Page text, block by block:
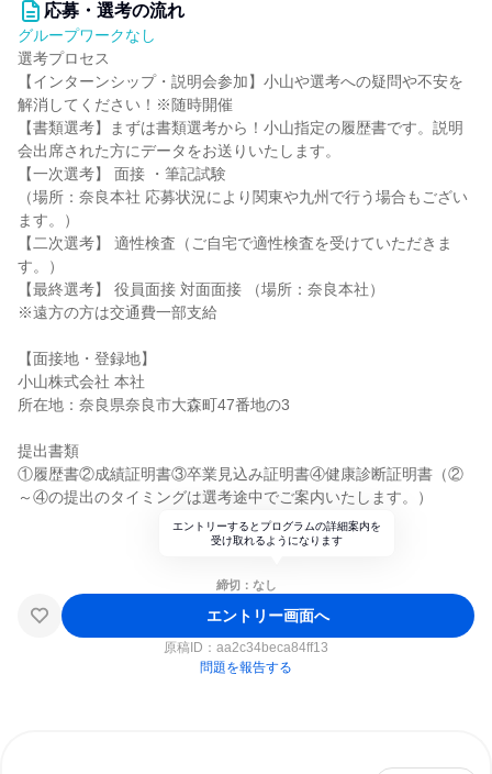
応募・選考の流れ
グループワークなし
選考プロセス
【インターンシップ・説明会参加】小山や選考への疑問や不安を
解消してください！※随時開催
【書類選考】まずは書類選考から！小山指定の履歴書です。説明
会出席された方にデータをお送りいたします。
【一次選考】 面接 ・筆記試験
（場所：奈良本社 応募状況により関東や九州で行う場合もござい
ます。）
【二次選考】 適性検査（ご自宅で適性検査を受けていただきま
す。）
【最終選考】 役員面接 対面面接 （場所：奈良本社）
※遠方の方は交通費一部支給
【面接地・登録地】
小山株式会社 本社
所在地：奈良県奈良市大森町47番地の3
提出書類
①履歴書②成績証明書③卒業見込み証明書④健康診断証明書（②
～④の提出のタイミングは選考途中でご案内いたします。）
エントリーするとプログラムの詳細案内を
受け取れるようになります
締切：なし
エントリー画面へ
原稿ID： aa2c34beca84ff13
問題を報告する